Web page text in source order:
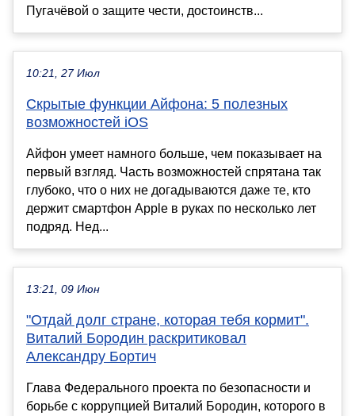
Пугачёвой о защите чести, достоинств...
10:21, 27 Июл
Скрытые функции Айфона: 5 полезных
возможностей iOS
Айфон умеет намного больше, чем показывает на
первый взгляд. Часть возможностей спрятана так
глубоко, что о них не догадываются даже те, кто
держит смартфон Apple в руках по несколько лет
подряд. Нед...
13:21, 09 Июн
"Отдай долг стране, которая тебя кормит".
Виталий Бородин раскритиковал
Александру Бортич
Глава Федерального проекта по безопасности и
борьбе с коррупцией Виталий Бородин, которого в